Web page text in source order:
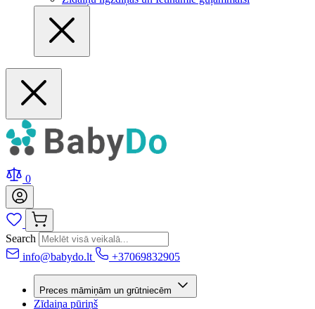
0
Search
info@babydo.lt
+37069832905
Preces māmiņām un grūtniecēm
Zīdaiņa pūriņš